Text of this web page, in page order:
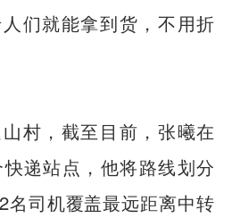
们就能拿到货，不用折
村，截至目前，张曦在
递站点，他将路线划分
名司机覆盖最远距离中转